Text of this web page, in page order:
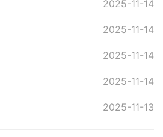
2025-11-14
2025-11-14
2025-11-14
2025-11-14
2025-11-13